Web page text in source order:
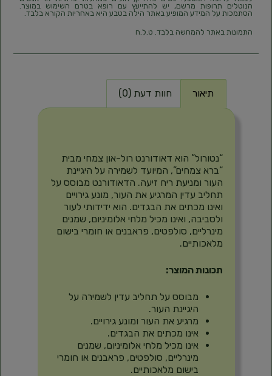
הנוטלים תרופות מרשם, יש להתייעץ עם רופא בטרם השימוש במוצר.
הסתמכות על המידע המופיע באתר הילה בטבע היא באחריות הקורא בלבד.
התמונות באתר להמחשה בלבד. ט.ל.ח
תיאור חוות דעת (0)
“נטורול” הוא דאודורנט רול-און צמחי מבית
“ברא צמחים”, המיועד לשמירה על היגיינת
העור ומניעת ריח זיעה. הדאודורנט מבוסס על
תחליב עדין המרגיע את העור, מונע גירויים
ואינו מכתים את הבגדים. הוא ידידותי לעור
ולסביבה, ואינו מכיל מלחי אלומיניום, שמנים
מינרליים, סולפטים, פראבנים או חומרי בישום
מלאכותיים.
תכונות המוצר:
מבוסס על תחליב עדין לשמירה על
היגיינת העור.
מרגיע את העור ומונע גירויים.
אינו מכתים את הבגדים.
אינו מכיל מלחי אלומיניום, שמנים
מינרליים, סולפטים, פראבנים או חומרי
בישום מלאכותיים.